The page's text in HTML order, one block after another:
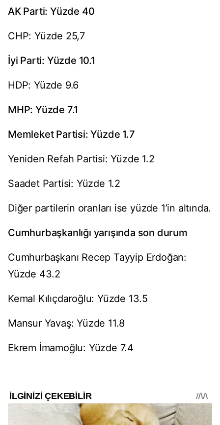
AK Parti: Yüzde 40
CHP: Yüzde 25,7
İyi Parti: Yüzde 10.1
HDP: Yüzde 9.6
MHP: Yüzde 7.1
Memleket Partisi: Yüzde 1.7
Yeniden Refah Partisi: Yüzde 1.2
Saadet Partisi: Yüzde 1.2
Diğer partilerin oranları ise yüzde 1’in altında.
Cumhurbaşkanlığı yarışında son durum
Cumhurbaşkanı Recep Tayyip Erdoğan:
Yüzde 43.2
Kemal Kılıçdaroğlu: Yüzde 13.5
Mansur Yavaş: Yüzde 11.8
Ekrem İmamoğlu: Yüzde 7.4